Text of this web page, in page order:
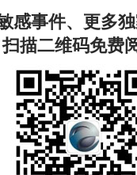
感事件、更多
描二维码免费